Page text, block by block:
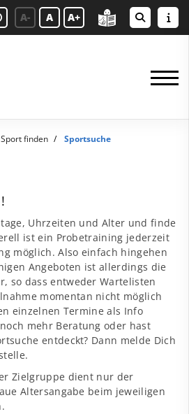
A- A A+
finden Sportsuche
Uhrzeiten und Alter und finde
ist ein Probetraining jederzeit
möglich. Also einfach hingehen
Angeboten ist allerdings die
so dass entweder Wartelisten
momentan nicht möglich
einzelnen Termine als Info
mehr Beratung oder hast
entdeckt? Dann melde Dich
.
Zielgruppe dient nur der
Altersangabe beim jeweiligen